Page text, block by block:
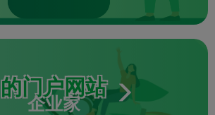
的门户网站
企业家